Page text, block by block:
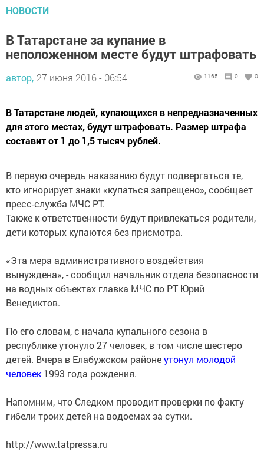
НОВОСТИ
В Татарстане за купание в
неположенном месте будут штрафовать
автор, 27 июня 2016 - 06:54 1165 0 0
В Татарстане людей, купающихся в непредназначенных
для этого местах, будут штрафовать. Размер штрафа
составит от 1 до 1,5 тысяч рублей.
В первую очередь наказанию будут подвергаться те,
кто игнорирует знаки «купаться запрещено», сообщает
пресс-служба МЧС РТ.
Также к ответственности будут привлекаться родители,
дети которых купаются без присмотра.
«Эта мера административного воздействия
вынуждена», - сообщил начальник отдела безопасности
на водных объектах главка МЧС по РТ Юрий
Венедиктов.
По его словам, с начала купального сезона в
республике утонуло 27 человек, в том числе шестеро
детей. Вчера в Елабужском районеутонул молодой
человек 1993 года рождения.
Напомним, что Следком проводит проверки по факту
гибели троих детей на водоемах за сутки.
http://www.tatpressa.ru